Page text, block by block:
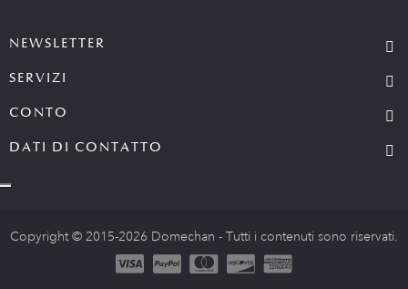
NEWSLETTER
SERVIZI
CONTO
DATI DI CONTATTO
Copyright © 2015-2026 Domechan - Tutti i contenuti sono riservati.